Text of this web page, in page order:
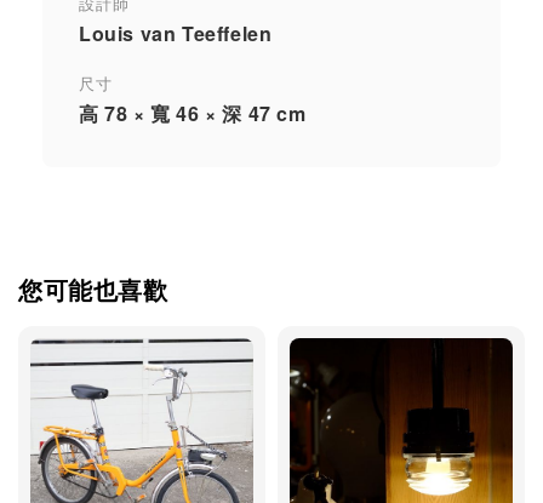
Louis van Teeffelen
尺寸
高 78 × 寬 46 × 深 47 cm
您可能也喜歡